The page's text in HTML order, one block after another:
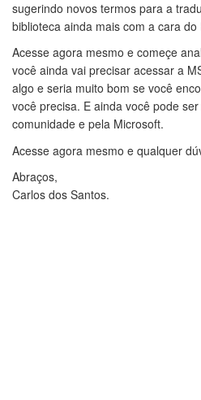
sugerindo novos termos para a
biblioteca ainda mais com a cara do
Acesse agora mesmo e começe
você ainda vai precisar acessar a
algo e seria muito bom se você
você precisa. E ainda você pode
comunidade e pela Microsoft.
Acesse agora mesmo e qualquer
Abraços,
Carlos dos Santos.